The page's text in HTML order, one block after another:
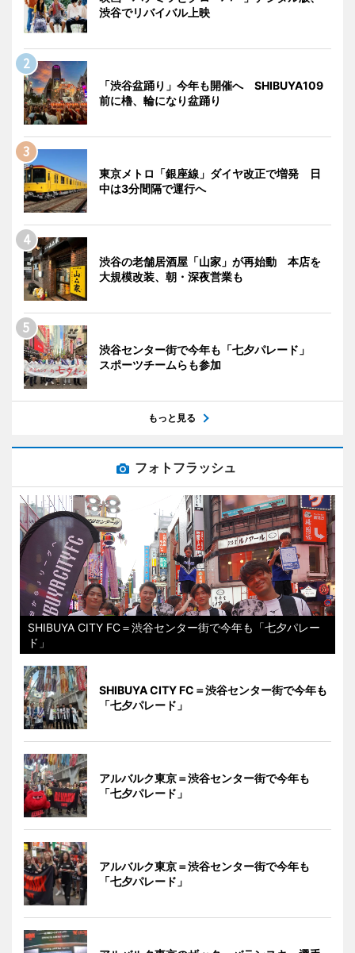
渋谷でリバイバル上映
「渋谷盆踊り」今年も開催へ SHIBUYA109
前に櫓、輪になり盆踊り
東京メトロ「銀座線」ダイヤ改正で増発 日
中は3分間隔で運行へ
渋谷の老舗居酒屋「山家」が再始動 本店を
大規模改装、朝・深夜営業も
渋谷センター街で今年も「七夕パレード」
スポーツチームらも参加
もっと見る
フォトフラッシュ
SHIBUYA CITY FC＝渋谷センター街で今年も「七夕パレー
ド」
SHIBUYA CITY FC＝渋谷センター街で今年も
「七夕パレード」
アルバルク東京＝渋谷センター街で今年も
「七夕パレード」
アルバルク東京＝渋谷センター街で今年も
「七夕パレード」